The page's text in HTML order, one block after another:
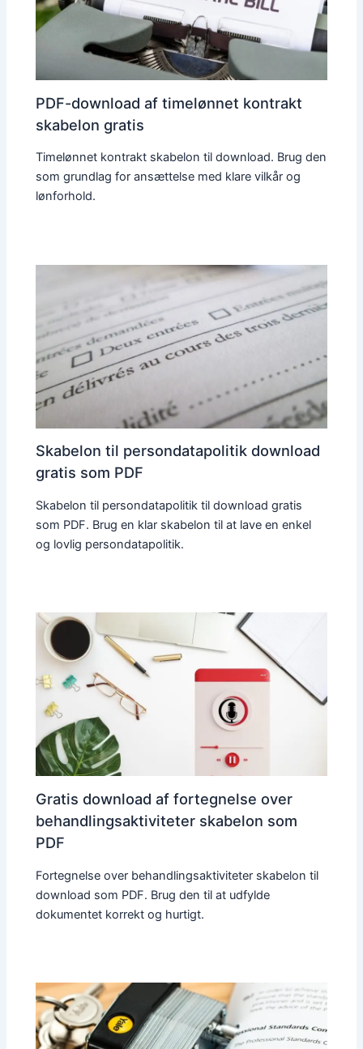
PDF-download af timelønnet kontrakt
skabelon gratis
Timelønnet kontrakt skabelon til download. Brug den
som grundlag for ansættelse med klare vilkår og
lønforhold.
Skabelon til persondatapolitik download
gratis som PDF
Skabelon til persondatapolitik til download gratis
som PDF. Brug en klar skabelon til at lave en enkel
og lovlig persondatapolitik.
Gratis download af fortegnelse over
behandlingsaktiviteter skabelon som
PDF
Fortegnelse over behandlingsaktiviteter skabelon til
download som PDF. Brug den til at udfylde
dokumentet korrekt og hurtigt.